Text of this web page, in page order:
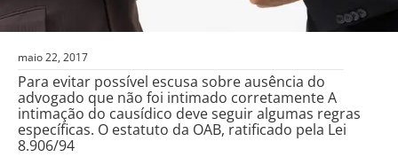
maio 22, 2017
Para evitar possível escusa sobre ausência do
advogado que não foi intimado corretamente A
intimação do causídico deve seguir algumas regras
específicas. O estatuto da OAB, ratificado pela Lei
8.906/94